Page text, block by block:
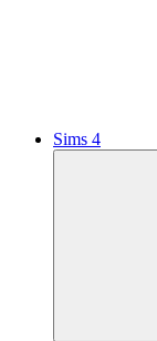
Sims 4